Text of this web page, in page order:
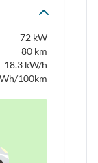
72 kW
80 km
18.3 kW/h
100km